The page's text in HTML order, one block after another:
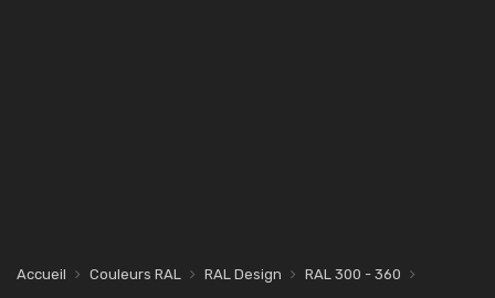
Accueil Couleurs RAL RAL Design
RAL 300 - 360